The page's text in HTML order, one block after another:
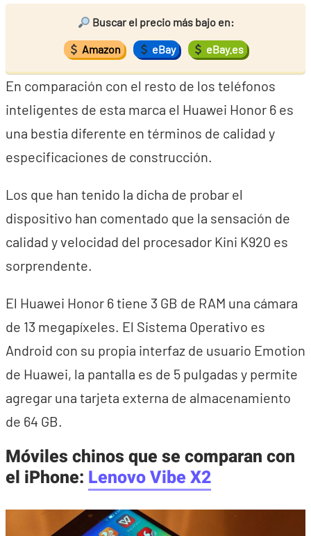
Buscar el precio más bajo en:
Amazon eBay eBay.es
En comparación con el resto de los teléfonos
inteligentes de esta marca el Huawei Honor 6 es
una bestia diferente en términos de calidad y
especificaciones de construcción.
Los que han tenido la dicha de probar el
dispositivo han comentado que la sensación de
calidad y velocidad del procesador Kini K920 es
sorprendente.
El Huawei Honor 6 tiene 3 GB de RAM una cámara
de 13 megapíxeles. El Sistema Operativo es
Android con su propia interfaz de usuario Emotion
de Huawei, la pantalla es de 5 pulgadas y permite
agregar una tarjeta externa de almacenamiento
de 64 GB.
Móviles chinos que se comparan con
el iPhone: Lenovo Vibe X2